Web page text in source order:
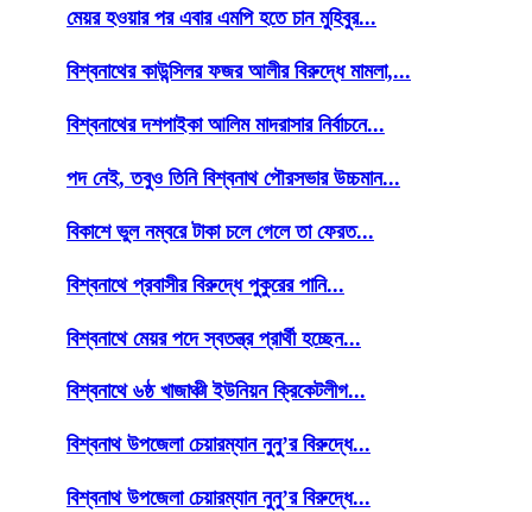
মেয়র হওয়ার পর এবার এমপি হতে চান মুহিবুর...
বিশ্বনাথের কাউন্সিলর ফজর আলীর বিরুদ্ধে মামলা,...
বিশ্বনাথের দশপাইকা আলিম মাদরাসার নির্বাচনে...
পদ নেই, তবুও তিনি বিশ্বনাথ পৌরসভার উচ্চমান...
বিকাশে ভুল নম্বরে টাকা চলে গেলে তা ফেরত...
বিশ্বনাথে প্রবাসীর বিরুদ্ধে পুকুরের পানি...
বিশ্বনাথে মেয়র পদে স্বতন্ত্র প্রার্থী হচ্ছেন...
বিশ্বনাথে ৬ষ্ঠ খাজাঞ্চী ইউনিয়ন ক্রিকেটলীগ...
বিশ্বনাথ উপজেলা চেয়ারম্যান নুনু’র বিরুদ্ধে...
বিশ্বনাথ উপজেলা চেয়ারম্যান নুনু’র বিরুদ্ধে...